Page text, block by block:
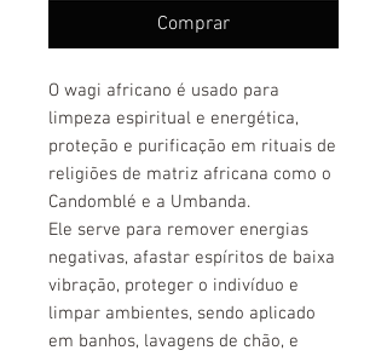
Comprar
O wagi africano é usado para
limpeza espiritual e energética,
proteção e purificação em rituais de
religiões de matriz africana como o
Candomblé e a Umbanda.
Ele serve para remover energias
negativas, afastar espíritos de baixa
vibração, proteger o indivíduo e
limpar ambientes, sendo aplicado
em banhos, lavagens de chão, e